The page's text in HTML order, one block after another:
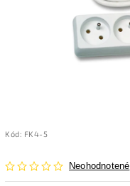
Kód: FK4-5
Neohodnotené